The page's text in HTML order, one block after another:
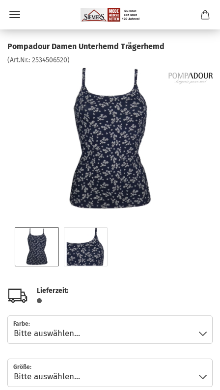
Pompadour Damen Unterhemd Trägerhemd
(Art.Nr.: 2534506520)
Lieferzeit:
Farbe:
Größe: